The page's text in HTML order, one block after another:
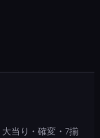
当り・確変・7揃